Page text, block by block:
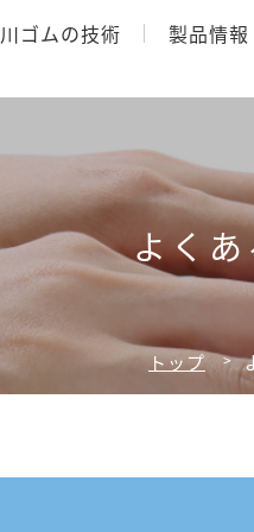
ゴムの技術 製品情報
よく
トップ